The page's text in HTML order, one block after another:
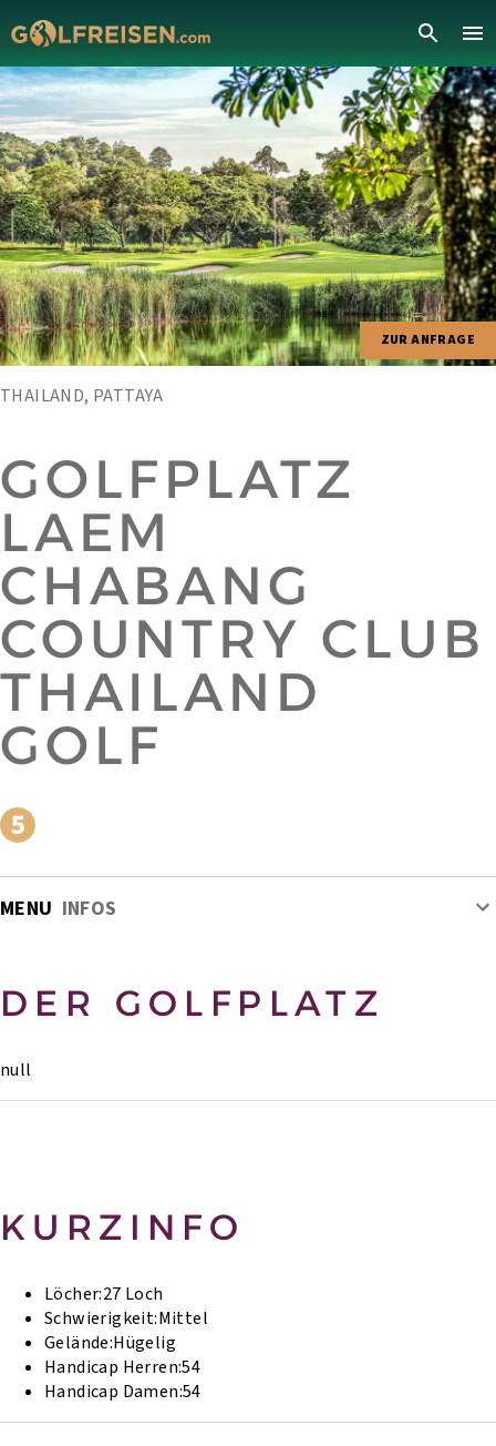
ZUR ANFRAGE
THAILAND, PATTAYA
GOLFPLATZ
LAEM
CHABANG
COUNTRY CLUB
THAILAND
GOLF
MENU INFOS
DER GOLFPLATZ
null
KURZINFO
Löcher:27 Loch
Schwierigkeit:Mittel
Gelände:Hügelig
Handicap Herren:54
Handicap Damen:54